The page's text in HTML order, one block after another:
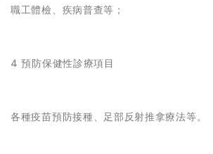
職工體檢、疾病普查等；
4 預防保健性診療項目
各種疫苗預防接種、足部反射推拿療法等。